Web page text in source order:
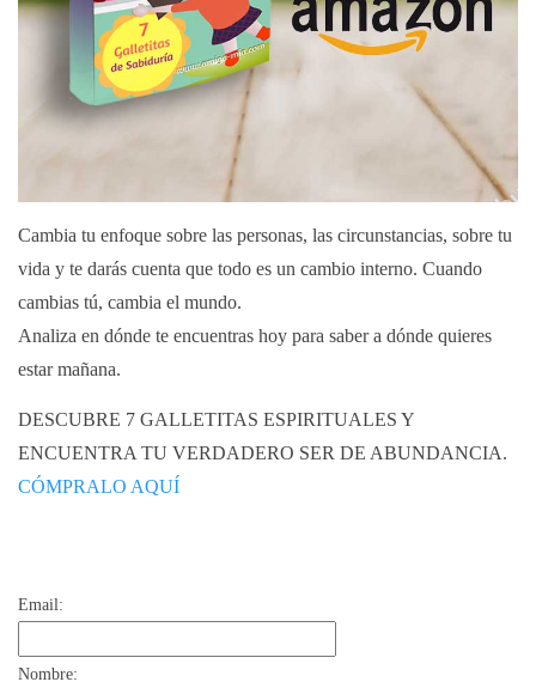
Cambia tu enfoque sobre las personas, las circunstancias, sobre tu
vida y te darás cuenta que todo es un cambio interno. Cuando
cambias tú, cambia el mundo.
Analiza en dónde te encuentras hoy para saber a dónde quieres
estar mañana.
DESCUBRE 7 GALLETITAS ESPIRITUALES Y
ENCUENTRA TU VERDADERO SER DE ABUNDANCIA.
CÓMPRALO AQUÍ
Email:
Nombre: